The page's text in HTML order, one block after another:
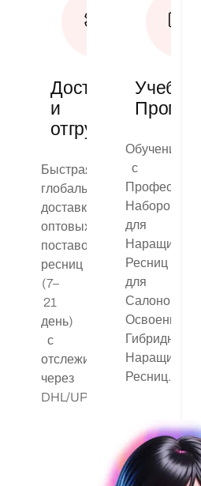
Доставка
и
отгрузка
Быстрая
глобальная
доставка
оптовых
поставок
ресниц
(7–
21
день)
с
отслеживанием
через
DHL/UPS.
Учебные
Обучение
с
Набором
для
Ресниц
для
Салонов:
Освоение
Гибридных
Ресниц.